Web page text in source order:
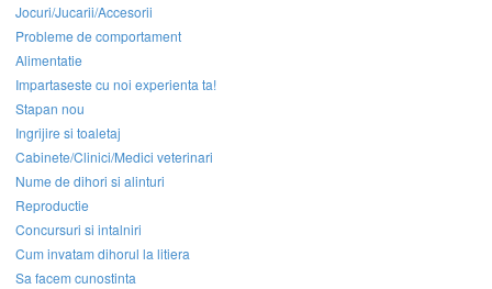
Jocuri/Jucarii/Accesorii
Probleme de comportament
Alimentatie
Impartaseste cu noi experienta ta!
Stapan nou
Ingrijire si toaletaj
Cabinete/Clinici/Medici veterinari
Nume de dihori si alinturi
Reproductie
Concursuri si intalniri
Cum invatam dihorul la litiera
Sa facem cunostinta